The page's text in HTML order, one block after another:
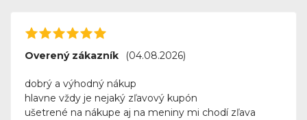
Overený zákazník (04.08.2026)
dobrý a výhodný nákup
hlavne vždy je nejaký zľavový kupón
ušetrené na nákupe aj na meniny mi chodí zľava